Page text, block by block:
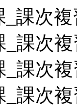
_課次
_課次
_課次
_課次